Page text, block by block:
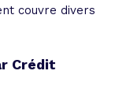
couvre divers
Crédit